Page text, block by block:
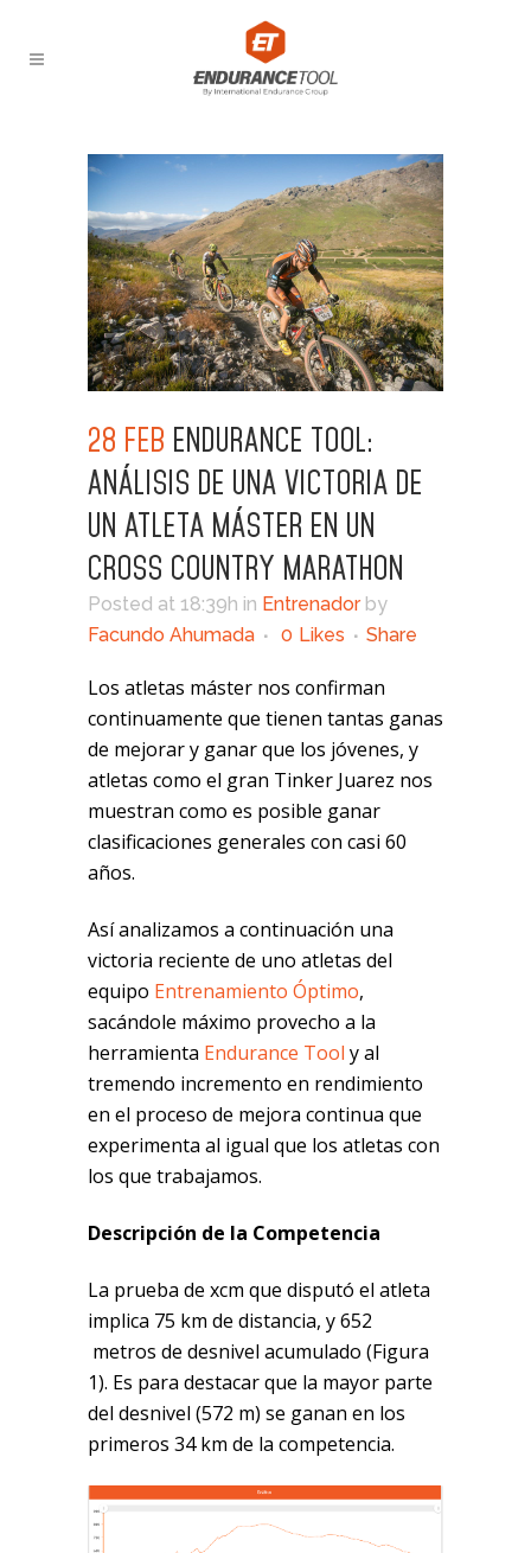
28 FEB ENDURANCE TOOL:
ANÁLISIS DE UNA VICTORIA DE
UN ATLETA MÁSTER EN UN
CROSS COUNTRY MARATHON
Posted at 18:39h in Entrenador by
Facundo Ahumada
0 Likes Share
Los atletas máster nos confirman
continuamente que tienen tantas ganas
de mejorar y ganar que los jóvenes, y
atletas como el gran Tinker Juarez nos
muestran como es posible ganar
clasificaciones generales con casi 60
años.
Así analizamos a continuación una
victoria reciente de uno atletas del
equipo Entrenamiento Óptimo,
sacándole máximo provecho a la
herramienta Endurance Tool y al
tremendo incremento en rendimiento
en el proceso de mejora continua que
experimenta al igual que los atletas con
los que trabajamos.
Descripción de la Competencia
La prueba de xcm que disputó el atleta
implica 75 km de distancia, y 652
metros de desnivel acumulado (Figura
1). Es para destacar que la mayor parte
del desnivel (572 m) se ganan en los
primeros 34 km de la competencia.